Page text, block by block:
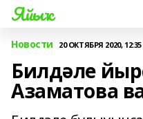
Яйыҡ
Новости 20 ОКТЯБРЯ 2020, 12:35
Билдәле
Азаматова